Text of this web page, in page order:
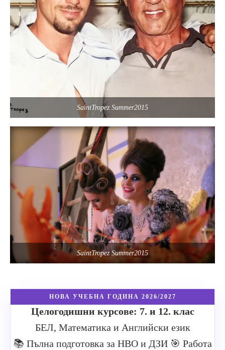
SaintTropez Summer2015
SaintTropez Summer2015
НОВА УЧЕБНА ГОДИНА 2026/2027
Целогодишни курсове: 7. и 12. клас
БЕЛ, Математика и Английски език
📚 Пълна подготовка за НВО и ДЗИ 🎯 Работа